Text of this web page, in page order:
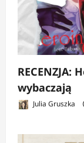
RECENZJA:
wybaczają
Julia Gruszka